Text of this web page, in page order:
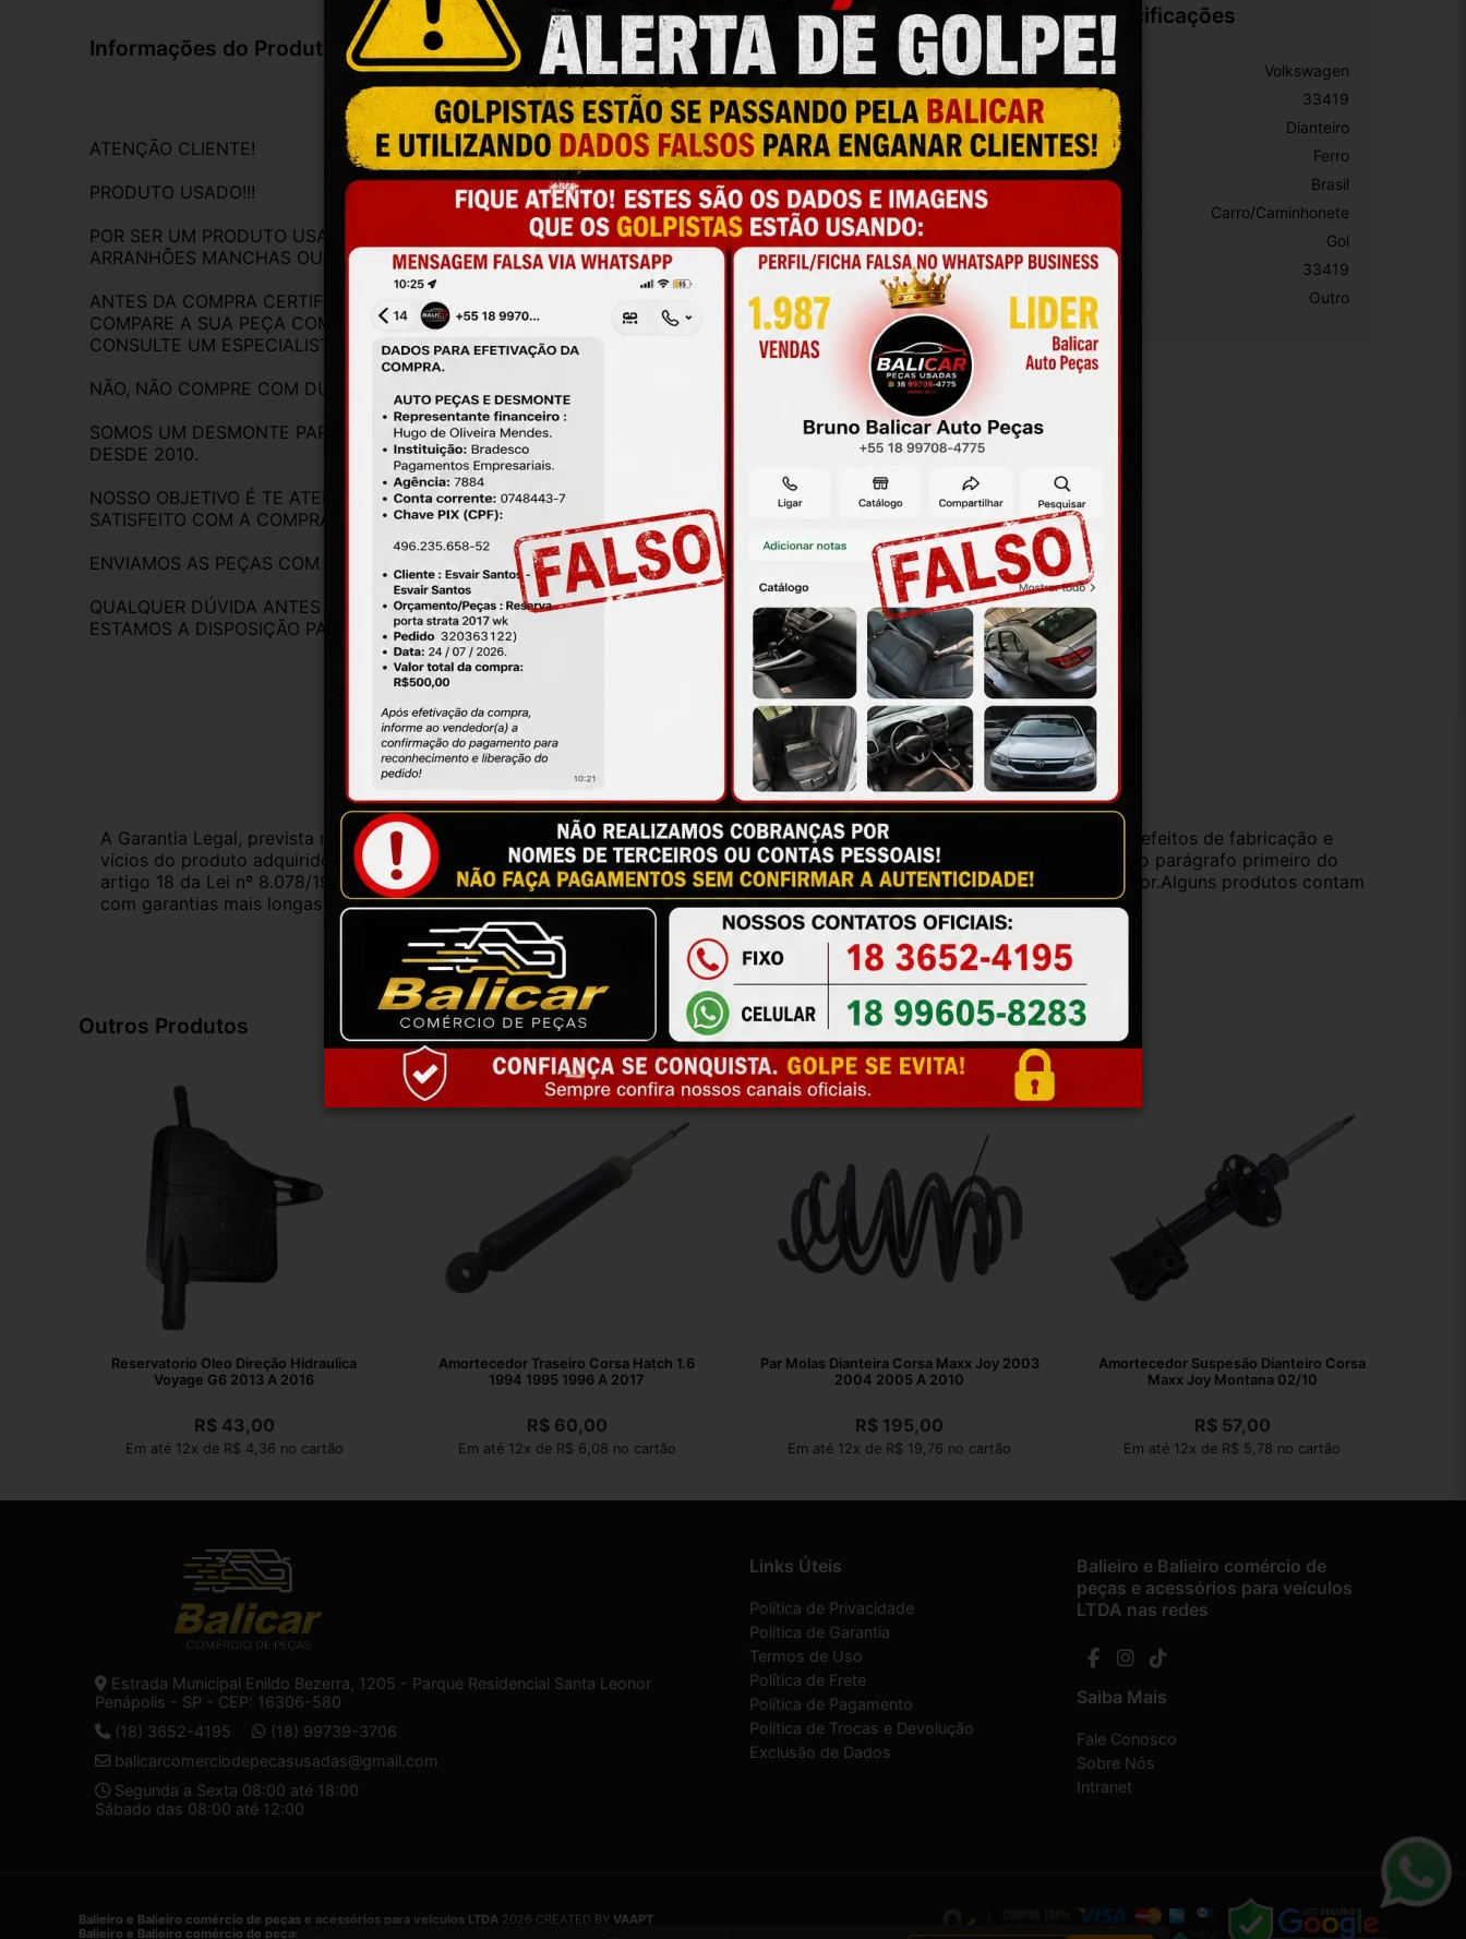
Informações do Produto
ATENÇÃO CLIENTE!
PRODUTO USADO!!!
POR SER UM PRODUTO USADO A PEÇA PODE CONTER MARCAS DE USO COMO: RISCOS,
ARRANHÕES MANCHAS OU DESGASTES SUPERFICIAIS.
ANTES DA COMPRA CERTIFIQUE-SE DE QUE ESTÁ COMPRANDO O PRODUTO CORRETO,
COMPARE A SUA PEÇA COM AS FOTOS DESTE ANÚNCIO ANTES DA COMPRA E SEMPRE
CONSULTE UM ESPECIALISTA, COMPARE A NUMERAÇÃO DA SUA PEÇA ANTES DA COMPRA.
NÃO, NÃO COMPRE COM DÚVIDAS E NÃO COMPRE PARA TESTE!
SOMOS UM DESMONTE PARA VEÍCULOS CREDENCIADO NO DETRAN COM LOJA FÍSICA
DESDE 2010.
NOSSO OBJETIVO É TE ATENDER DA MELHOR FORMA POSSÍVEL PARA QUE VOCÊ FIQUE
SATISFEITO COM A COMPRA
ENVIAMOS AS PEÇAS COM NOTA A FISCAL.
QUALQUER DÚVIDA ANTES DA COMPRA, FIQUE A VONTADE PARA FAZER PERGUNTAS,
ESTAMOS A DISPOSIÇÃO PARA RESPONDER.
Especificações
Marca: Volkswagen
Número De Peça: 33419
Posição: Dianteiro
Material: Ferro
Origem: Brasil
Tipo De Veículo: Carro/Caminhonete
Gol
SKU: 33419
Motivo De GTIN Vacío: Outro
Garantia Certificado de Procedência Troca e Devolução
A Garantia Legal, prevista no Código de Defesa do Consumidor, é de 90 (noventa) dias a partir da data da compra e cobre defeitos de fabricação e
vícios do produto adquirido.Na impossibilidade de reparar o produto, o cliente poderá escolher dentre as opções previstas no parágrafo primeiro do
artigo 18 da Lei nº 8.078/1990, ou, ainda, a utilização do crédito como parte do pagamento de outro produto de valor superior.Alguns produtos contam
com garantias mais longas. Consulte nossos vendedores. A ga...
Ler mais
Outros Produtos
Reservatorio Oleo Direção Hidraulica
Voyage G6 2013 A 2016
R$43,00
Em até 12x de R$ 4,36 no cartão
Amortecedor Traseiro Corsa Hatch 1.6
1994 1995 1996 A 2017
R$60,00
Em até 12x de R$ 6,08 no cartão
Par Molas Dianteira Corsa Maxx Joy 2003
2004 2005 A 2010
R$ 195,00
Em até 12x de R$ 19,76 no cartão
Amortecedor Suspesão Dianteiro Corsa
Maxx Joy Montana 02/10
R$57,00
Em até 12x de R$ 5,78 no cartão
Estrada Municipal Enildo Bezerra, 1205 - Parque Residencial Santa Leonor
Penápolis - SP - CEP: 16306-580
(18) 3652-4195
(18) 99739-3706
balicarcomerciodepecasusadas@gmail.com
Segunda a Sexta 08:00 até 18:00
Sábado das 08:00 até 12:00
Links Úteis
Política de Privacidade
Política de Garantia
Termos de Uso
Política de Frete
Política de Pagamento
Política de Trocas e Devolução
Exclusão de Dados
Balieiro e Balieiro comércio de
peças e acessórios para veículos
LTDA nas redes
Saiba Mais
Fale Conosco
Sobre Nós
Intranet
Balieiro e Balieiro comércio de peças e acessórios para veículos LTDA 2026 CREATED BY VAAPT
Balieiro e Balieiro comércio de peças e acessórios para veículos LTDA